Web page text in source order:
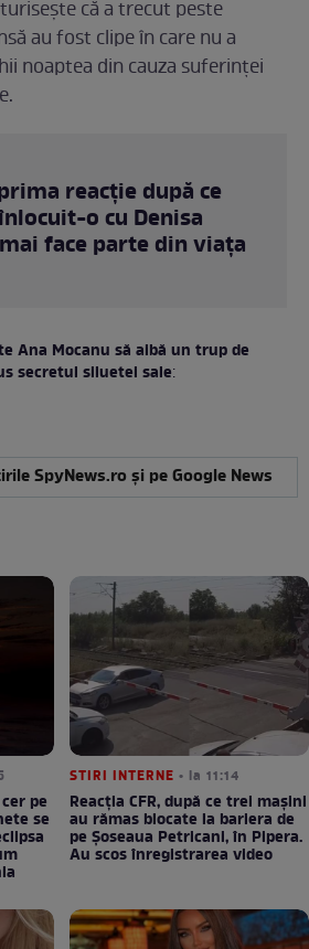
că a trecut peste
au fost clipe în care nu a
noaptea din cauza suferinței
reacție după ce
o cu Denisa
face parte din viața
Ana Mocanu să aibă un trup de
secretul siluetei sale:
SpyNews.ro și pe Google News
pe
se
STIRI INTERNE • la 11:14
Reacția CFR, după ce trei mașini
au rămas blocate la bariera de
pe Șoseaua Petricani, în Pipera.
Au scos înregistrarea video